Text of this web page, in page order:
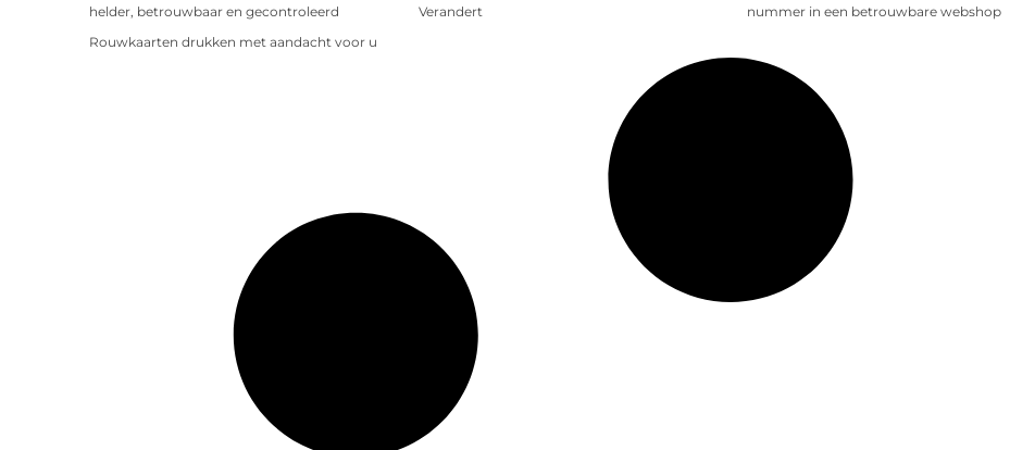
helder, betrouwbaar en gecontroleerd
Verandert
nummer in een betrouwbare webshop
Rouwkaarten drukken met aandacht voor u